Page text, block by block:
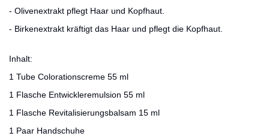
- Olivenextrakt pflegt Haar und Kopfhaut.
- Birkenextrakt kräftigt das Haar und pflegt die Kopfhaut.
Inhalt:
1 Tube Colorationscreme 55 ml
1 Flasche Entwickleremulsion 55 ml
1 Flasche Revitalisierungsbalsam 15 ml
1 Paar Handschuhe